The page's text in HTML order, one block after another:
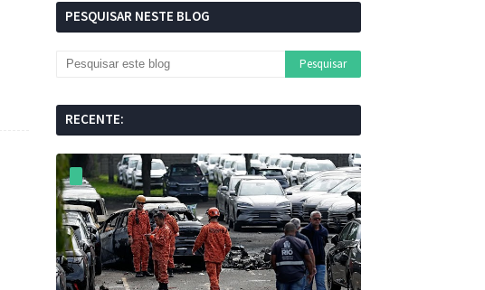
PESQUISAR NESTE BLOG
RECENTE: